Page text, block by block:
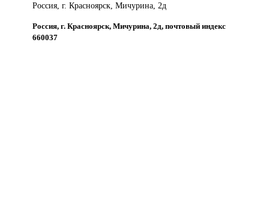
Россия, г. Красноярск, Мичурина, 2д
Россия, г. Красноярск, Мичурина, 2д, почтовый индекс
660037